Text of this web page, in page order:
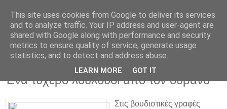
Ένα τυχερό λουλούδι από τον ουρανό
Στις βουδιστικές γραφές
This site uses cookies from Google to deliver its services
and to analyze traffic. Your IP address and user-agent are
shared with Google along with performance and security
metrics to ensure quality of service, generate usage
statistics, and to detect and address abuse.
LEARN MORE GOT IT